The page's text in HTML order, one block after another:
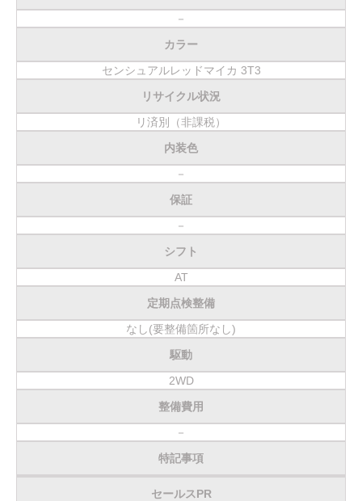
－
カラー
センシュアルレッドマイカ 3T3
リサイクル状況
リ済別（非課税）
内装色
－
保証
－
シフト
AT
定期点検整備
なし(要整備箇所なし)
駆動
2WD
整備費用
－
特記事項
セールスPR